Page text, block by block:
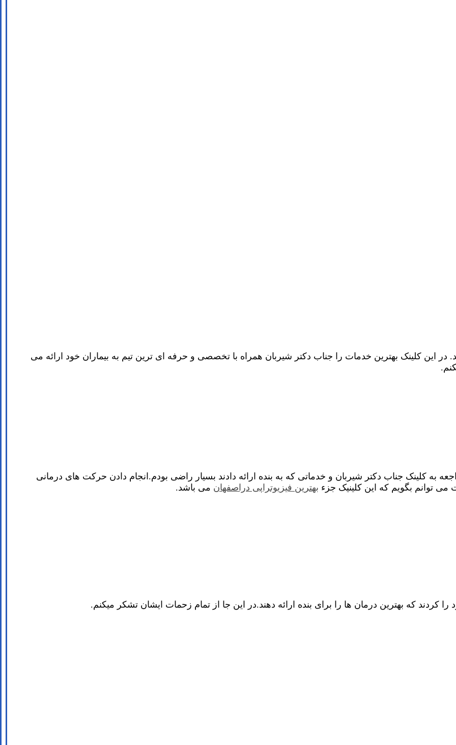
در این کلینک بهترین خدمات را جناب دکتر شیربان همراه با تخصصی و حرفه ای ترین تیم به بیماران خود ارائه می
به کلینک جناب دکتر شیربان و خدماتی که به بنده ارائه دادند بسیار راضی بودم.انجام دادن حرکت های درمانی
توانم بگویم که این کلینیک جزء بهترین فیزیوتراپی دراصفهان می باشد.
که بهترین درمان ها را برای بنده ارائه دهند.در این جا از تمام زحمات ایشان تشکر میکنم.